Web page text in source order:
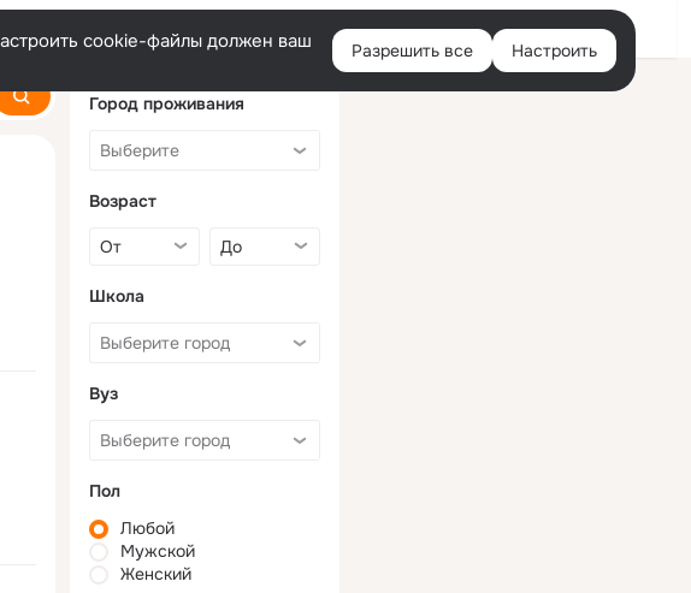
Войти
cookie-файлы должен ваш
Разрешить все Настроить
Город проживания
Возраст
Школа
Вуз
Пол
Любой
Мужской
Женский